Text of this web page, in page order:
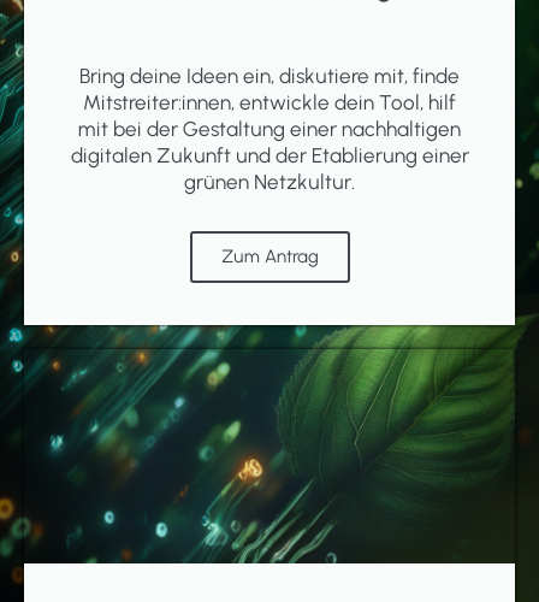
Bring deine Ideen ein, diskutiere mit, finde
Mitstreiter:innen, entwickle dein Tool, hilf
mit bei der Gestaltung einer nachhaltigen
digitalen Zukunft und der Etablierung einer
grünen Netzkultur.
Zum Antrag